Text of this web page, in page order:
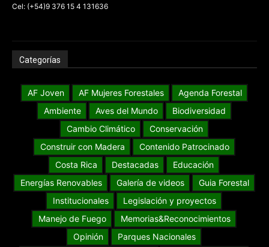
Cel: (+54)9 376 15 4 131636
Categorías
AF Joven AF Mujeres Forestales
Agenda Forestal
Ambiente
Aves del Mundo
Biodiversidad
Cambio Climático
Conservación
Construir con Madera
Contenido Patrocinado
Costa Rica
Destacadas
Educación
Energías Renovables
Galería de videos
Guia Forestal
Institucionales
Legislación y proyectos
Manejo de Fuego
Memorias&Reconocimientos
Opinión
Parques Nacionales